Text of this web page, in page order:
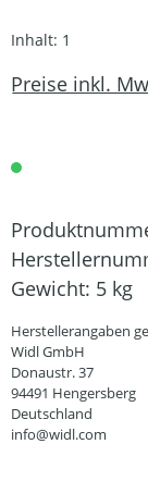
Inhalt: 1
Preise inkl.
Gewicht: 5 kg
Herstellerangaben
Widl GmbH
Donaustr. 37
94491 Hengersberg
Deutschland
info@widl.com